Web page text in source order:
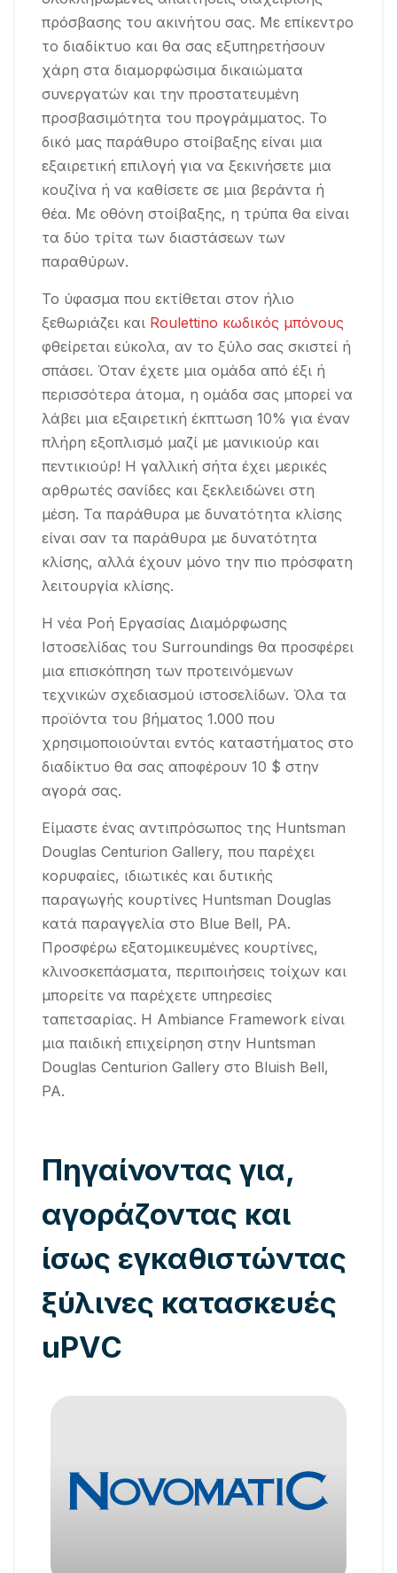
πρόσβασης του ακινήτου σας. Με επίκεντρο
το διαδίκτυο και θα σας εξυπηρετήσουν
χάρη στα διαμορφώσιμα δικαιώματα
συνεργατών και την προστατευμένη
προσβασιμότητα του προγράμματος. Το
δικό μας παράθυρο στοίβαξης είναι μια
εξαιρετική επιλογή για να ξεκινήσετε μια
κουζίνα ή να καθίσετε σε μια βεράντα ή
θέα. Με οθόνη στοίβαξης, η τρύπα θα είναι
τα δύο τρίτα των διαστάσεων των
παραθύρων.
Το ύφασμα που εκτίθεται στον ήλιο
ξεθωριάζει και Roulettino κωδικός μπόνους
φθείρεται εύκολα, αν το ξύλο σας σκιστεί ή
σπάσει. Όταν έχετε μια ομάδα από έξι ή
περισσότερα άτομα, η ομάδα σας μπορεί να
λάβει μια εξαιρετική έκπτωση 10% για έναν
πλήρη εξοπλισμό μαζί με μανικιούρ και
πεντικιούρ! Η γαλλική σήτα έχει μερικές
αρθρωτές σανίδες και ξεκλειδώνει στη
μέση. Τα παράθυρα με δυνατότητα κλίσης
είναι σαν τα παράθυρα με δυνατότητα
κλίσης, αλλά έχουν μόνο την πιο πρόσφατη
λειτουργία κλίσης.
Η νέα Ροή Εργασίας Διαμόρφωσης
Ιστοσελίδας του Surroundings θα προσφέρει
μια επισκόπηση των προτεινόμενων
τεχνικών σχεδιασμού ιστοσελίδων. Όλα τα
προϊόντα του βήματος 1.000 που
χρησιμοποιούνται εντός καταστήματος στο
διαδίκτυο θα σας αποφέρουν 10 $ στην
αγορά σας.
Είμαστε ένας αντιπρόσωπος της Huntsman
Douglas Centurion Gallery, που παρέχει
κορυφαίες, ιδιωτικές και δυτικής
παραγωγής κουρτίνες Huntsman Douglas
κατά παραγγελία στο Blue Bell, PA.
Προσφέρω εξατομικευμένες κουρτίνες,
κλινοσκεπάσματα, περιποιήσεις τοίχων και
μπορείτε να παρέχετε υπηρεσίες
ταπετσαρίας. Η Ambiance Framework είναι
μια παιδική επιχείρηση στην Huntsman
Douglas Centurion Gallery στο Bluish Bell,
PA.
Πηγαίνοντας για,
αγοράζοντας και
ίσως εγκαθιστώντας
ξύλινες κατασκευές
uPVC